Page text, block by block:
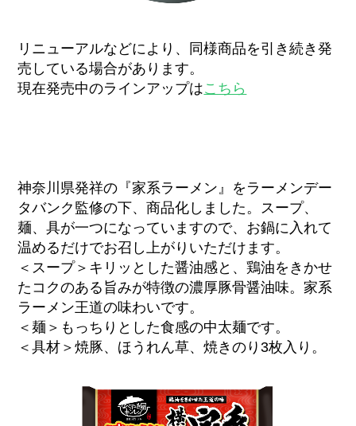
リニューアルなどにより、同様商品を引き続き発
売している場合があります。
現在発売中のラインアップはこちら
神奈川県発祥の『家系ラーメン』をラーメンデー
タバンク監修の下、商品化しました。スープ、
麺、具が一つになっていますので、お鍋に入れて
温めるだけでお召し上がりいただけます。
＜スープ＞キリッとした醤油感と、鶏油をきかせ
たコクのある旨みが特徴の濃厚豚骨醤油味。家系
ラーメン王道の味わいです。
＜麺＞もっちりとした食感の中太麺です。
＜具材＞焼豚、ほうれん草、焼きのり3枚入り。